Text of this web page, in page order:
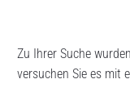
Zu Ihrer Suche
versuchen Sie es mit